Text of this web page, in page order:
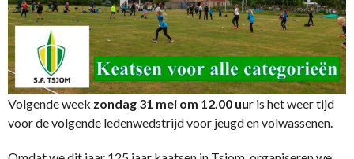
Volgende week zondag 31 mei om 12.00 uur is het weer tijd
voor de volgende ledenwedstrijd voor jeugd en volwassenen.